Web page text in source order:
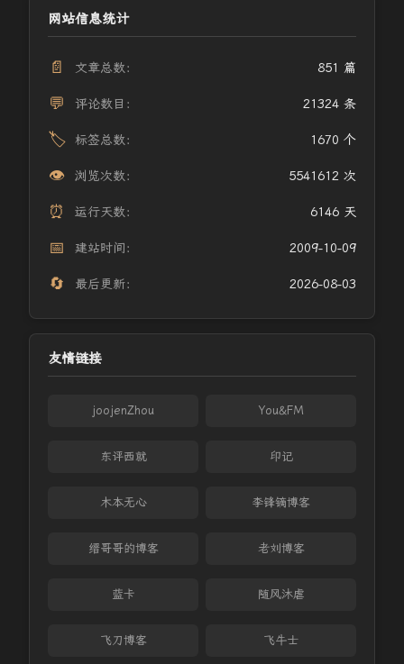
网站信息统计
📄 文章总数： 851 篇
💬 评论数目： 21324 条
🏷️ 标签总数： 1670 个
👁️ 浏览次数： 5541612 次
⏰ 运行天数： 6146 天
📅 建站时间： 2009-10-09
🔄 最后更新： 2026-08-03
友情链接
joojenZhou You&FM
东评西就 印记
木本无心 李锋镝博客
缙哥哥的博客 老刘博客
蓝卡 随风沐虐
飞刀博客 飞牛士